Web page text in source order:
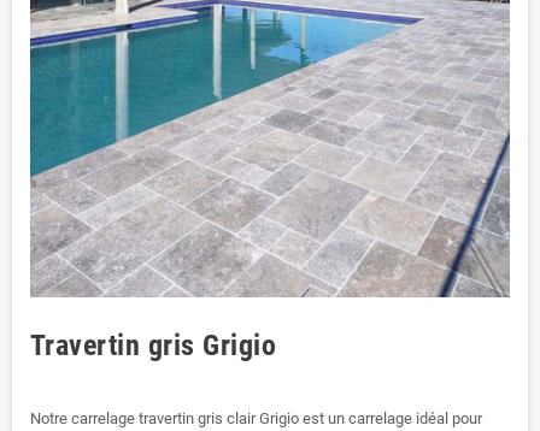
Travertin gris Grigio
Notre carrelage travertin gris clair Grigio est un carrelage idéal pour